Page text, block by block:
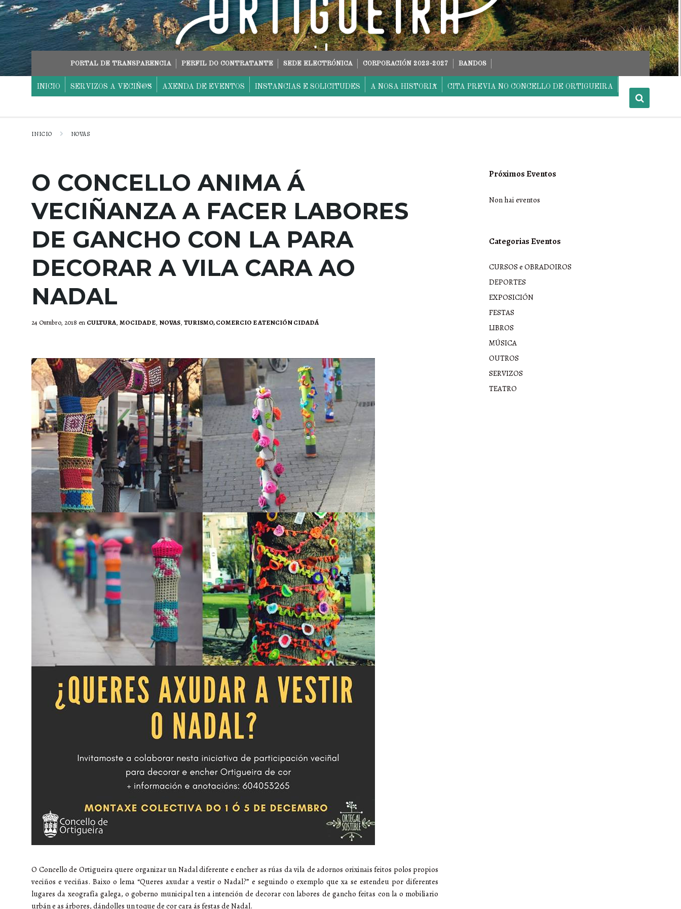
Skip
to
content
Skip
to
main
navigation
Skip
to
footer
PORTAL DE TRANSPARENCIA PERFIL DO CONTRATANTE SEDE ELECTRÓNICA CORPORACIÓN 2023-2027 BANDOS
INICIO SERVIZOS A VECIÑ@S AXENDA DE EVENTOS INSTANCIAS E SOLICITUDES A NOSA HISTORIA CITA PREVIA NO CONCELLO DE ORTIGUEIRA
INICIO NOVAS
O CONCELLO ANIMA Á
VECIÑANZA A FACER LABORES
DE GANCHO CON LA PARA
DECORAR A VILA CARA AO
NADAL
24 Outubro, 2018 en CULTURA, MOCIDADE, NOVAS, TURISMO, COMERCIO E ATENCIÓN CIDADÁ
O Concello de Ortigueira quere organizar un Nadal diferente e encher as rúas da vila de adornos orixinais feitos polos propios
veciños e veciñas. Baixo o lema “Queres axudar a vestir o Nadal?” e seguindo o exemplo que xa se estendeu por diferentes
lugares da xeografía galega, o goberno municipal ten a intención de decorar con labores de gancho feitas con la o mobiliario
urbán e as árbores, dándolles un toque de cor cara ás festas de Nadal.
Próximos Eventos
Non hai eventos
Categorias Eventos
CURSOS e OBRADOIROS
DEPORTES
EXPOSICIÓN
FESTAS
LIBROS
MÚSICA
OUTROS
SERVIZOS
TEATRO